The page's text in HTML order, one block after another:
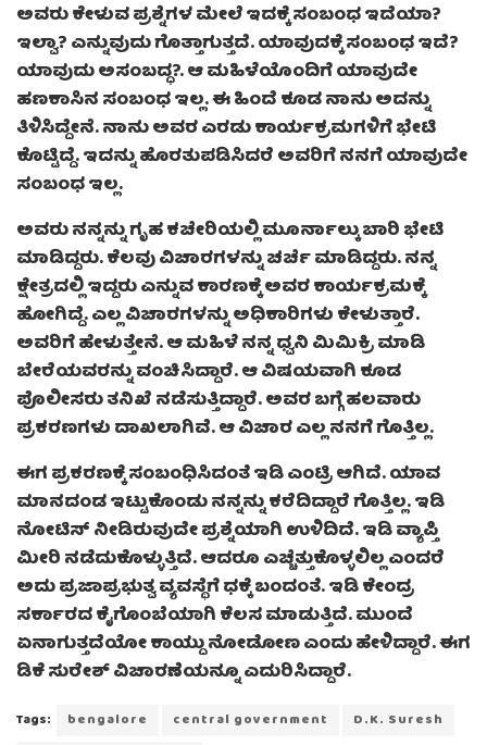
ಅವರು ಕೇಳುವ ಪ್ರಶ್ನೆಗಳ ಮೇಲೆ ಇದಕ್ಕೆ ಸಂಬಂಧ ಇದೆಯಾ?
ಇಲ್ವಾ? ಎನ್ನುವುದು ಗೊತ್ತಾಗುತ್ತದೆ. ಯಾವುದಕ್ಕೆ ಸಂಬಂಧ ಇದೆ?
ಯಾವುದು ಅಸಂಬದ್ಧ?. ಆ ಮಹಿಳೆಯೊಂದಿಗೆ ಯಾವುದೇ
ಹಣಕಾಸಿನ ಸಂಬಂಧ ಇಲ್ಲ. ಈ ಹಿಂದೆ ಕೂಡ ನಾನು ಅದನ್ನು
ತಿಳಿಸಿದ್ದೇನೆ. ನಾನು ಅವರ ಎರಡು ಕಾರ್ಯಕ್ರಮಗಳಿಗೆ ಭೇಟಿ
ಕೊಟ್ಟಿದ್ದೆ. ಇದನ್ನು ಹೊರತುಪಡಿಸಿದರೆ ಅವರಿಗೆ ನನಗೆ ಯಾವುದೇ
ಸಂಬಂಧ ಇಲ್ಲ.
ಅವರು ನನ್ನನ್ನು ಗೃಹ ಕಚೇರಿಯಲ್ಲಿ ಮೂರ್ನಾಲ್ಕು ಬಾರಿ ಭೇಟಿ
ಮಾಡಿದ್ದರು. ಕೆಲವು ವಿಚಾರಗಳನ್ನು ಚರ್ಚೆ ಮಾಡಿದ್ದರು. ನನ್ನ
ಕ್ಷೇತ್ರದಲ್ಲಿ ಇದ್ದರು ಎನ್ನುವ ಕಾರಣಕ್ಕೆ ಅವರ ಕಾರ್ಯಕ್ರಮಕ್ಕೆ
ಹೋಗಿದ್ದೆ. ಎಲ್ಲ ವಿಚಾರಗಳನ್ನು ಅಧಿಕಾರಿಗಳು ಕೇಳುತ್ತಾರೆ.
ಅವರಿಗೆ ಹೇಳುತ್ತೇನೆ. ಆ ಮಹಿಳೆ ನನ್ನ ಧ್ವನಿ ಮಿಮಿಕ್ರಿ ಮಾಡಿ
ಬೇರೆಯವರನ್ನು ವಂಚಿಸಿದ್ದಾರೆ. ಆ ವಿಷಯವಾಗಿ ಕೂಡ
ಪೊಲೀಸರು ತನಿಖೆ ನಡೆಸುತ್ತಿದ್ದಾರೆ. ಅವರ ಬಗ್ಗೆ ಹಲವಾರು
ಪ್ರಕರಣಗಳು ದಾಖಲಾಗಿವೆ. ಆ ವಿಚಾರ ಎಲ್ಲ ನನಗೆ ಗೊತ್ತಿಲ್ಲ.
ಈಗ ಪ್ರಕರಣಕ್ಕೆ ಸಂಬಂಧಿಸಿದಂತೆ ಇಡಿ ಎಂಟ್ರಿ ಆಗಿದೆ. ಯಾವ
ಮಾನದಂಡ ಇಟ್ಟುಕೊಂಡು ನನ್ನನ್ನು ಕರೆದಿದ್ದಾರೆ ಗೊತ್ತಿಲ್ಲ. ಇಡಿ
ನೋಟಿಸ್ ನೀಡಿರುವುದೇ ಪ್ರಶ್ನೆಯಾಗಿ ಉಳಿದಿದೆ. ಇಡಿ ವ್ಯಾಪ್ತಿ
ಮೀರಿ ನಡೆದುಕೊಳ್ಳುತ್ತಿದೆ. ಆದರೂ ಎಚ್ಚೆತ್ತುಕೊಳ್ಳಲಿಲ್ಲ ಎಂದರೆ
ಅದು ಪ್ರಜಾಪ್ರಭುತ್ವ ವ್ಯವಸ್ಥೆಗೆ ಧಕ್ಕೆ ಬಂದಂತೆ. ಇಡಿ ಕೇಂದ್ರ
ಸರ್ಕಾರದ ಕೈಗೊಂಬೆಯಾಗಿ ಕೆಲಸ ಮಾಡುತ್ತಿದೆ. ಮುಂದೆ
ಏನಾಗುತ್ತದೆಯೋ ಕಾಯ್ದು ನೋಡೋಣ ಎಂದು ಹೇಳಿದ್ದಾರೆ. ಈಗ
ಡಿಕೆ ಸುರೇಶ್ ವಿಚಾರಣೆಯನ್ನೂ ಎದುರಿಸಿದ್ದಾರೆ.
Tags: bengalore central government
D.K. Suresh